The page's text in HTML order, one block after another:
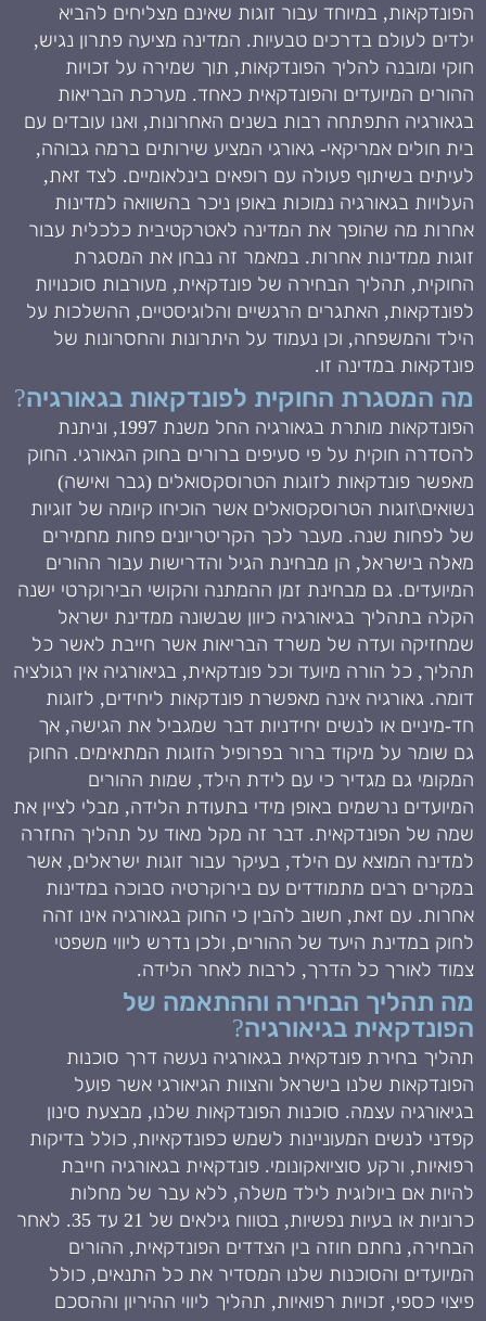
הפונדקאות, במיוחד עבור זוגות שאינם מצליחים להביא
ילדים לעולם בדרכים טבעיות. המדינה מציעה פתרון נגיש,
חוקי ומובנה להליך הפונדקאות, תוך שמירה על זכויות
ההורים המיועדים והפונדקאית כאחד. מערכת הבריאות
בגאורגיה התפתחה רבות בשנים האחרונות, ואנו עובדים עם
בית חולים אמריקאי- גאורגי המציע שירותים ברמה גבוהה,
לעיתים בשיתוף פעולה עם רופאים בינלאומיים. לצד זאת,
העלויות בגאורגיה נמוכות באופן ניכר בהשוואה למדינות
אחרות מה שהופך את המדינה לאטרקטיבית כלכלית עבור
זוגות ממדינות אחרות. במאמר זה נבחן את המסגרת
החוקית, תהליך הבחירה של פונדקאית, מעורבות סוכנויות
לפונדקאות, האתגרים הרגשיים והלוגיסטיים, ההשלכות על
הילד והמשפחה, וכן נעמוד על היתרונות והחסרונות של
פונדקאות במדינה זו.
מה המסגרת החוקית לפונדקאות בגאורגיה?
הפונדקאות מותרת בגאורגיה החל משנת 1997, וניתנת
להסדרה חוקית על פי סעיפים ברורים בחוק הגאורגי. החוק
מאפשר פונדקאות לזוגות הטרוסקסואלים (גבר ואישה)
נשואים\זוגות הטרוסקסואלים אשר הוכיחו קיומה של זוגיות
של לפחות שנה. מעבר לכך הקריטריונים פחות מחמירים
מאלה בישראל, הן מבחינת הגיל והדרישות עבור ההורים
המיועדים. גם מבחינת זמן ההמתנה והקושי הבירוקרטי ישנה
הקלה בתהליך בגיאורגיה כיוון שבשונה ממדינת ישראל
שמחזיקה ועדה של משרד הבריאות אשר חייבת לאשר כל
תהליך, כל הורה מיועד וכל פונדקאית, בגיאורגיה אין רגולציה
דומה. גאורגיה אינה מאפשרת פונדקאות ליחידים, לזוגות
חד-מיניים או לנשים יחידניות דבר שמגביל את הגישה, אך
גם שומר על מיקוד ברור בפרופיל הזוגות המתאימים. החוק
המקומי גם מגדיר כי עם לידת הילד, שמות ההורים
המיועדים נרשמים באופן מידי בתעודת הלידה, מבלי לציין את
שמה של הפונדקאית. דבר זה מקל מאוד על תהליך החזרה
למדינה המוצא עם הילד, בעיקר עבור זוגות ישראלים, אשר
במקרים רבים מתמודדים עם בירוקרטיה סבוכה במדינות
אחרות. עם זאת, חשוב להבין כי החוק בגאורגיה אינו זהה
לחוק במדינת היעד של ההורים, ולכן נדרש ליווי משפטי
צמוד לאורך כל הדרך, לרבות לאחר הלידה.
מה תהליך הבחירה וההתאמה של
הפונדקאית בגיאורגיה?
תהליך בחירת פונדקאית בגאורגיה נעשה דרך סוכנות
הפונדקאות שלנו בישראל והצוות הגיאורגי אשר פועל
בגיאורגיה עצמה. סוכנות הפונדקאות שלנו, מבצעת סינון
קפדני לנשים המעוניינות לשמש כפונדקאיות, כולל בדיקות
רפואיות, ורקע סוציואקונומי. פונדקאית בגאורגיה חייבת
להיות אם ביולוגית לילד משלה, ללא עבר של מחלות
כרוניות או בעיות נפשיות, בטווח גילאים של 21 עד 35. לאחר
הבחירה, נחתם חוזה בין הצדדים הפונדקאית, ההורים
המיועדים והסוכנות שלנו המסדיר את כל התנאים, כולל
פיצוי כספי, זכויות רפואיות, תהליך ליווי ההיריון וההסכם